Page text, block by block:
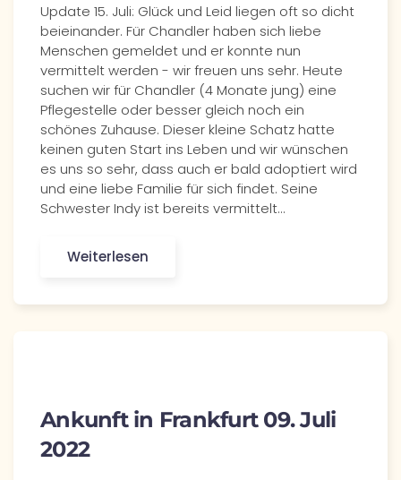
Update 15. Juli: Glück und Leid liegen oft so dicht
beieinander. Für Chandler haben sich liebe
Menschen gemeldet und er konnte nun
vermittelt werden - wir freuen uns sehr. Heute
suchen wir für Chandler (4 Monate jung) eine
Pflegestelle oder besser gleich noch ein
schönes Zuhause. Dieser kleine Schatz hatte
keinen guten Start ins Leben und wir wünschen
es uns so sehr, dass auch er bald adoptiert wird
und eine liebe Familie für sich findet. Seine
Schwester Indy ist bereits vermittelt…
Weiterlesen
Ankunft in Frankfurt 09. Juli
2022